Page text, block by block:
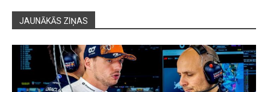
JAUNĀKĀS ZIŅAS